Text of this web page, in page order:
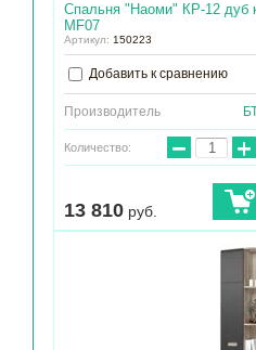
Спальня "Наоми" КР-12 дуб
МF07
Артикул: 150223
Добавить к сравнению
Производитель
Количество: − +
13 810 руб.